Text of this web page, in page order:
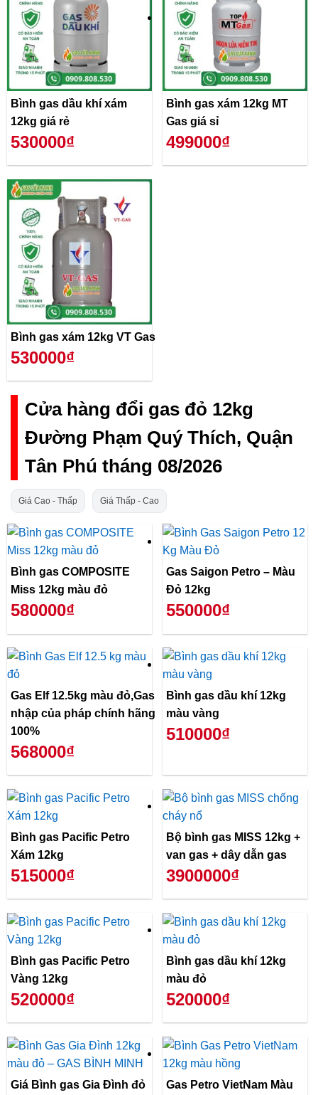
Bình gas dầu khí xám
12kg giá rẻ
530000₫
Bình gas xám 12kg MT
Gas giá sỉ
499000₫
Bình gas xám 12kg VT Gas
530000₫
Cửa hàng đổi gas đỏ 12kg
Đường Phạm Quý Thích, Quận
Tân Phú tháng 08/2026
Giá Cao - Thấp Giá Thấp - Cao
Bình gas COMPOSITE
Miss 12kg màu đỏ
580000₫
Gas Saigon Petro – Màu
Đỏ 12kg
550000₫
Gas Elf 12.5kg màu đỏ,Gas
nhập của pháp chính hãng
100%
568000₫
Bình gas dầu khí 12kg
màu vàng
510000₫
Bình gas Pacific Petro
Xám 12kg
515000₫
Bộ bình gas MISS 12kg +
van gas + dây dẫn gas
3900000₫
Bình gas Pacific Petro
Vàng 12kg
520000₫
Bình gas dầu khí 12kg
màu đỏ
520000₫
Giá Bình gas Gia Đình đỏ
Gas Petro VietNam Màu